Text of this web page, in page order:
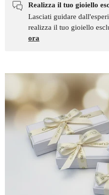
Realizza il tuo gioiello
Lasciati guidare
realizza il tuo gioiello
ora